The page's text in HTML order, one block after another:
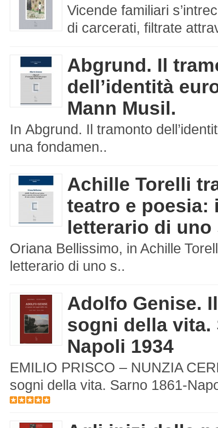
Vicende familiari
di carcerati, filtrate
Abgrund. Il
dell’identità
Mann Musil.
In Abgrund. Il tramonto
una fondamen..
Achille Torelli
teatro e poesia:
letterario di uno
Oriana Bellissimo, in Achille
letterario di uno s..
Adolfo Genise.
sogni della vita.
Napoli 1934
EMILIO PRISCO – NUNZIA
sogni della vita. Sarno 1861-